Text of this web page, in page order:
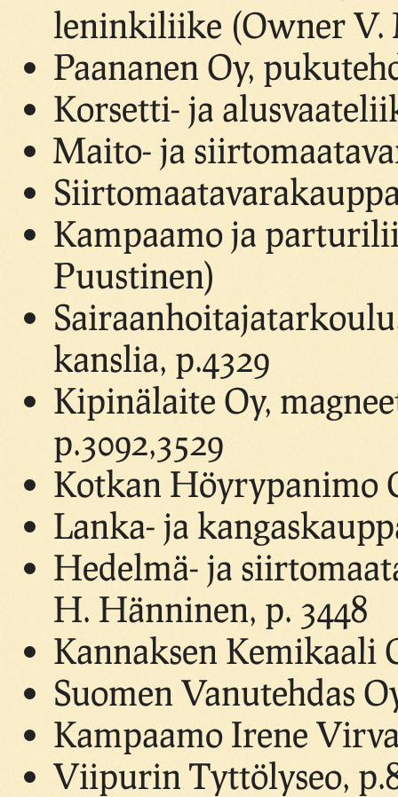
leninkiliike (Owner V.
Paananen Oy,
Korsetti- ja
Maito- ja
Kampaamo ja
Puustinen)
kanslia, p.4329
Kipinälaite Oy,
p.3092,3529
Kotkan Höyrypanimo
Lanka- ja
Hedelmä- ja
H. Hänninen, p. 3448
Kannaksen Kemikaali
Suomen Vanutehdas
Kampaamo Irene
Viipurin Tyttölyseo,